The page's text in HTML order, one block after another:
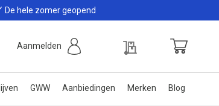
De hele zomer geopend
Aanmelden
GWW Aanbiedingen Merken Blog